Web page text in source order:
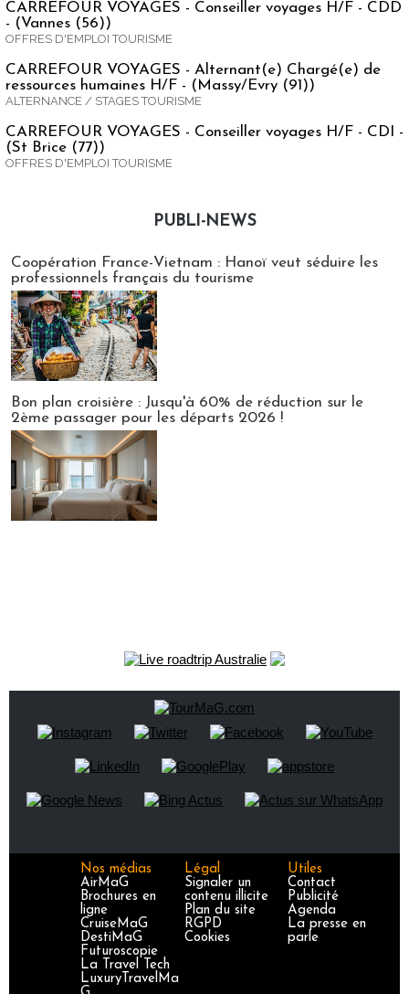
CARREFOUR VOYAGES - Conseiller voyages H/F - CDD
- (Vannes (56))
OFFRES D'EMPLOI TOURISME
CARREFOUR VOYAGES - Alternant(e) Chargé(e) de
ressources humaines H/F - (Massy/Evry (91))
ALTERNANCE / STAGES TOURISME
CARREFOUR VOYAGES - Conseiller voyages H/F - CDI -
(St Brice (77))
OFFRES D'EMPLOI TOURISME
PUBLI-NEWS
Coopération France-Vietnam : Hanoï veut séduire les
professionnels français du tourisme
Bon plan croisière : Jusqu'à 60% de réduction sur le
2ème passager pour les départs 2026 !
Nos médias
AirMaG
Brochures en
ligne
CruiseMaG
DestiMaG
Futuroscopie
La Travel Tech
LuxuryTravelMa
Légal
Signaler un
contenu illicite
Plan du site
RGPD
Cookies
Utiles
Contact
Publicité
Agenda
La presse en
parle